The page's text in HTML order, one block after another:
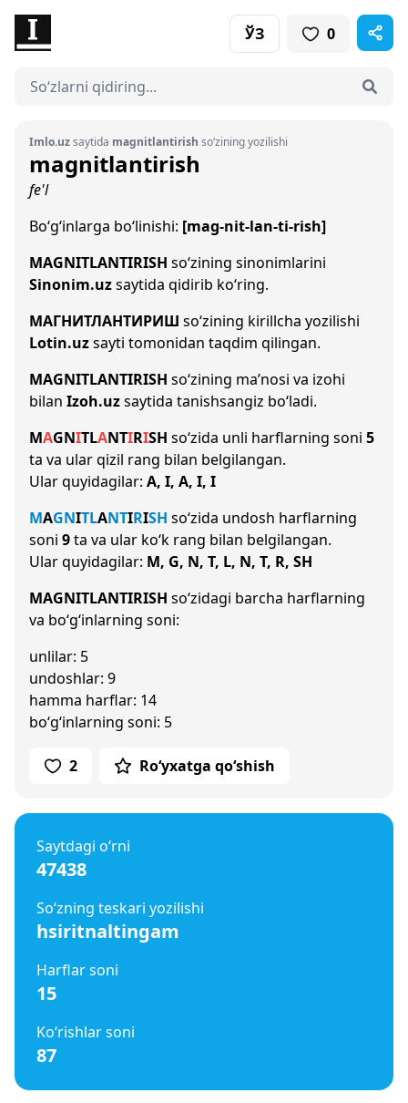
ЎЗ 0
Imlo.uzsaytida magnitlantirish so‘zining yozilishi
magnitlantirish
fe'l
Bo‘g‘inlarga bo‘linishi: [mag-nit-lan-ti-rish]
MAGNITLANTIRISH so‘zining sinonimlarini
Sinonim.uzsaytida qidirib ko‘ring.
МАГНИТЛАНТИРИШ so‘zining kirillcha yozilishi
Lotin.uzsayti tomonidan taqdim qilingan.
MAGNITLANTIRISH so‘zining ma’nosi va izohi
bilan Izoh.uzsaytida tanishsangiz bo‘ladi.
MAGNITLANTIRISH so‘zida unli harflarning soni 5
ta va ular qizil rang bilan belgilangan.
Ular quyidagilar: A, I, A, I, I
MAGNITLANTIRISH so‘zida undosh harflarning
soni 9ta va ular ko‘k rang bilan belgilangan.
Ular quyidagilar: M, G, N, T, L, N, T, R, SH
MAGNITLANTIRISH so‘zidagi barcha harflarning
va bo‘g‘inlarning soni:
unlilar: 5
undoshlar: 9
hamma harflar: 14
bo‘g‘inlarning soni: 5
2 Ro‘yxatga qo‘shish
Saytdagi o‘rni
47438
So‘zning teskari yozilishi
hsiritnaltingam
Harflar soni
15
Ko‘rishlar soni
87